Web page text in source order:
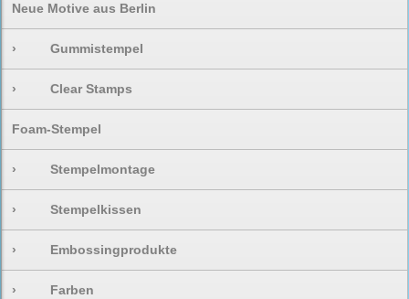
Neue Motive aus Berlin
› Gummistempel
› Clear Stamps
Foam-Stempel
› Stempelmontage
› Stempelkissen
› Embossingprodukte
› Farben